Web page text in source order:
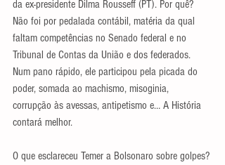
da ex-presidente Dilma Rousseff (PT). Por quê?
Não foi por pedalada contábil, matéria da qual
faltam competências no Senado federal e no
Tribunal de Contas da União e dos federados.
Num pano rápido, ele participou pela picada do
poder, somada ao machismo, misoginia,
corrupção às avessas, antipetismo e… A História
contará melhor.
O que esclareceu Temer a Bolsonaro sobre golpes?